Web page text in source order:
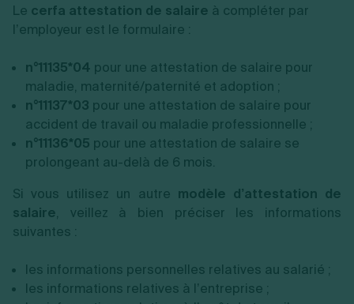
Le cerfa attestation de salaire à compléter par
l’employeur est le formulaire :
n°11135*04 pour une attestation de salaire pour
maladie, maternité/paternité et adoption ;
n°11137*03 pour une attestation de salaire pour
accident de travail ou maladie professionnelle ;
n°11136*05 pour une attestation de salaire se
prolongeant au-delà de 6 mois.
Si vous utilisez un autre modèle d’attestation de
salaire, veillez à bien préciser les informations
suivantes :
les informations personnelles relatives au salarié ;
les informations relatives à l’entreprise ;